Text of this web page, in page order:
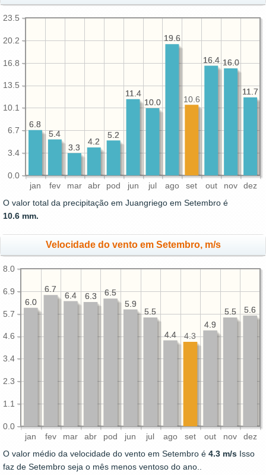
jan fev mar abr pod jun jul ago set out nov dez
0.0
3.4
6.7
10.1
13.5
16.8
20.2
23.5
11.7
16.0
16.4
19.6
10.0
11.4
5.2
4.2
3.3
5.4
6.8
11.7
16.0
16.4
10.6
19.6
10.0
11.4
5.2
4.2
3.3
5.4
6.8
O valor total da precipitação em Juangriego em Setembro é
10.6 mm.
Velocidade do vento em Setembro, m/s
jan fev mar abr pod jun jul ago set out nov dez
0.0
1.1
2.3
3.4
4.6
5.7
6.9
8.0
5.6
5.5
4.9
4.4
5.5
5.9
6.5
6.3
6.4
6.7
6.0
5.6
5.5
4.9
4.3
4.4
5.5
5.9
6.5
6.3
6.4
6.7
6.0
O valor médio da velocidade do vento em Setembro é 4.3 m/s Isso
faz de Setembro seja o mês menos ventoso do ano..